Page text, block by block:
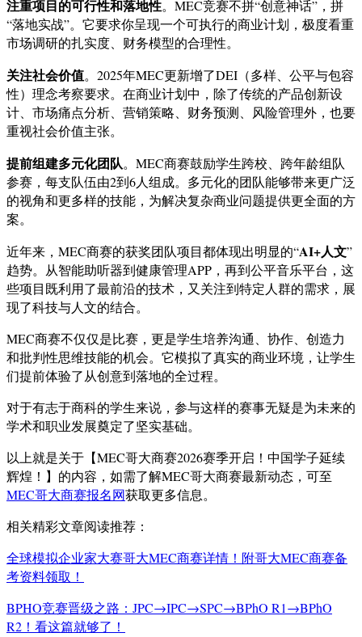
注重项目的可行性和落地性。MEC竞赛不拼“创意神话”，拼
“落地实战”。它要求你呈现一个可执行的商业计划，极度看重
市场调研的扎实度、财务模型的合理性。
关注社会价值。2025年MEC更新增了DEI（多样、公平与包容
性）理念考察要求。在商业计划中，除了传统的产品创新设
计、市场痛点分析、营销策略、财务预测、风险管理外，也要
重视社会价值主张。
提前组建多元化团队。MEC商赛鼓励学生跨校、跨年龄组队
参赛，每支队伍由2到6人组成。多元化的团队能够带来更广泛
的视角和更多样的技能，为解决复杂商业问题提供更全面的方
案。
近年来，MEC商赛的获奖团队项目都体现出明显的“AI+人文”
趋势。从智能助听器到健康管理APP，再到公平音乐平台，这
些项目既利用了最前沿的技术，又关注到特定人群的需求，展
现了科技与人文的结合。
MEC商赛不仅仅是比赛，更是学生培养沟通、协作、创造力
和批判性思维技能的机会。它模拟了真实的商业环境，让学生
们提前体验了从创意到落地的全过程。
对于有志于商科的学生来说，参与这样的赛事无疑是为未来的
学术和职业发展奠定了坚实基础。
以上就是关于【MEC哥大商赛2026赛季开启！中国学子延续
辉煌！】的内容，如需了解MEC哥大商赛最新动态，可至
MEC哥大商赛报名网获取更多信息。
相关精彩文章阅读推荐：
全球模拟企业家大赛哥大MEC商赛详情！附哥大MEC商赛备
考资料领取！
BPHO竞赛晋级之路：JPC→IPC→SPC→BPhO R1→BPhO
R2！看这篇就够了！